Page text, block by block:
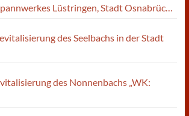
Lüstringen, Stadt Osnabrück |
des Seelbachs in der Stadt
des Nonnenbachs „WK: